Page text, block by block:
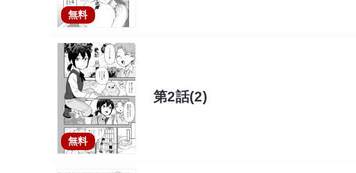
無料
無料
第2話(2)